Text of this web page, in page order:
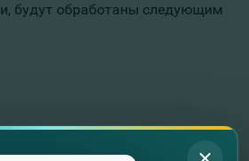
будут обработаны следующим